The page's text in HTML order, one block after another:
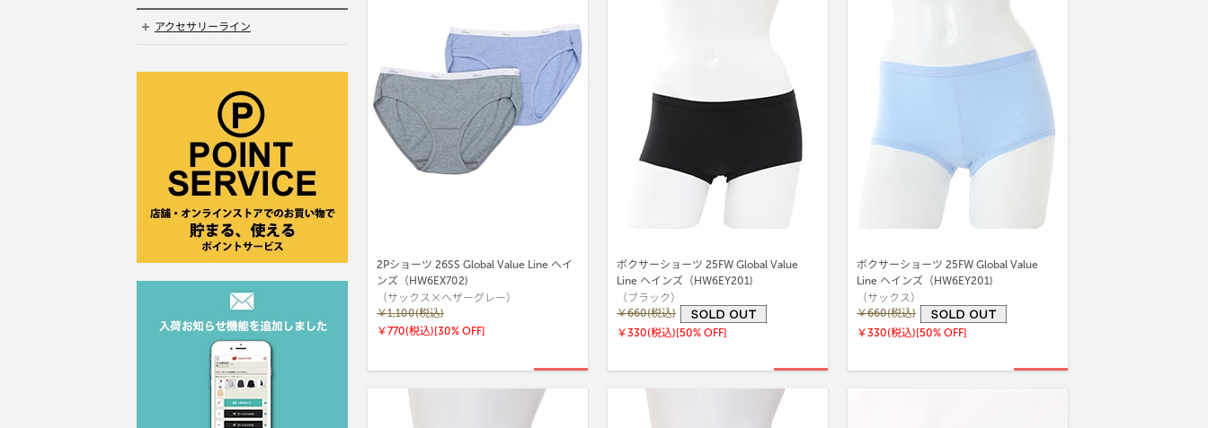
2Pショーツ 26SS Global Value Line ヘイ
ンズ（HW6EX702)
（サックス×ヘザーグレー）
￥1,100(税込)
￥770(税込)[30% OFF]
ボクサーショーツ 25FW Global Value
Line ヘインズ（HW6EY201)
（ブラック）
￥660(税込)
￥330(税込)[50% OFF]
ボクサーショーツ 25FW Global Value
Line ヘインズ（HW6EY201)
（サックス）
￥660(税込)
￥330(税込)[50% OFF]
アクセサリーライン